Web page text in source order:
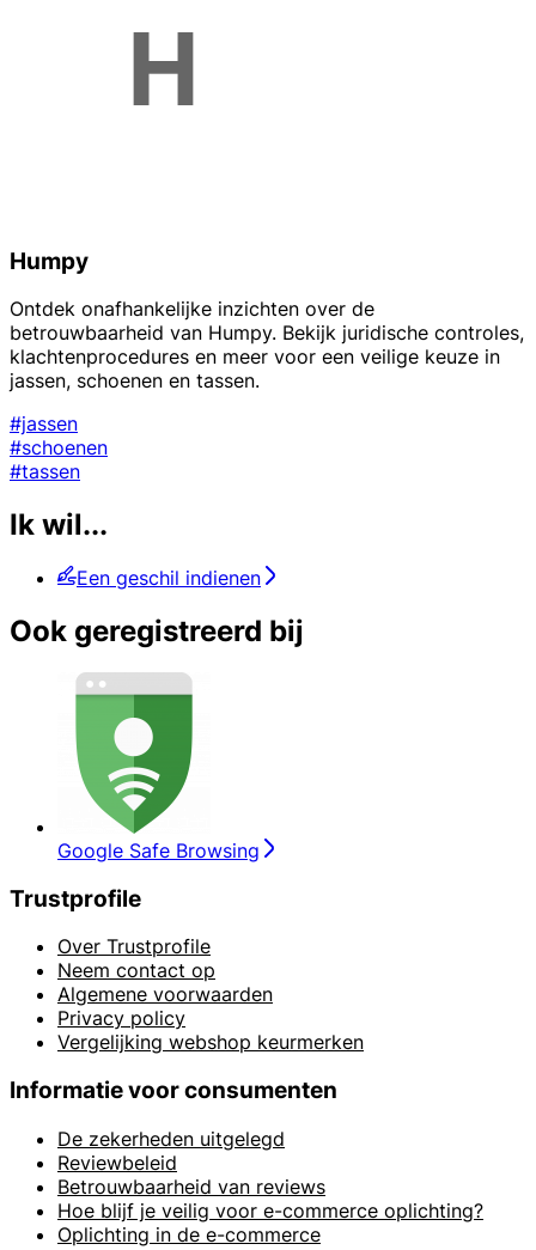
Humpy
Ontdek onafhankelijke inzichten over de
betrouwbaarheid van Humpy. Bekijk juridische controles,
klachtenprocedures en meer voor een veilige keuze in
jassen, schoenen en tassen.
#jassen
#schoenen
#tassen
Ik wil...
Een geschil indienen
Ook geregistreerd bij
Google Safe Browsing
Trustprofile
Over Trustprofile
Neem contact op
Algemene voorwaarden
Privacy policy
Vergelijking webshop keurmerken
Informatie voor consumenten
De zekerheden uitgelegd
Reviewbeleid
Betrouwbaarheid van reviews
Hoe blijf je veilig voor e-commerce oplichting?
Oplichting in de e-commerce